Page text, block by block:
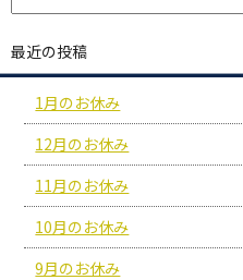
最近の投稿
1月のお休み
12月のお休み
11月のお休み
10月のお休み
9月のお休み